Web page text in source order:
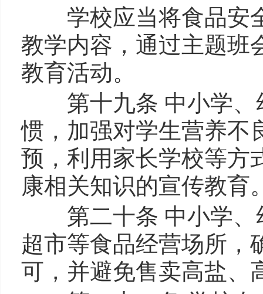
学校应当将食品安全
教学内容，通过主题班
教育活动。
第十九条 中小学、
惯，加强对学生营养不
预，利用家长学校等方
康相关知识的宣传教育
第二十条 中小学、
超市等食品经营场所，
可，并避免售卖高盐、